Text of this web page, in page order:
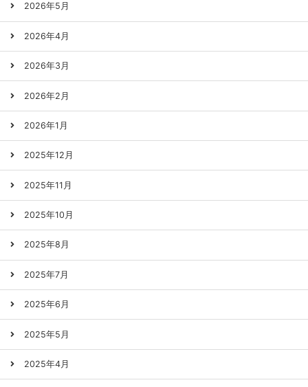
2026年5月
2026年4月
2026年3月
2026年2月
2026年1月
2025年12月
2025年11月
2025年10月
2025年8月
2025年7月
2025年6月
2025年5月
2025年4月